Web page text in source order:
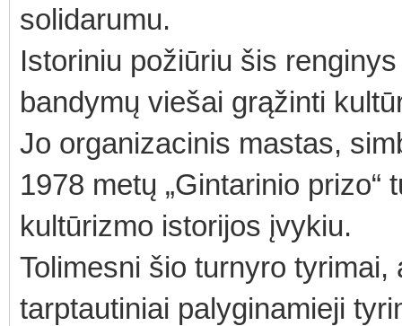
solidarumu.
Istoriniu požiūriu šis
bandymų viešai grąžinti
Jo organizacinis mastas,
1978 metų „Gintarinio
kultūrizmo istorijos įvykiu.
Tolimesni šio turnyro
tarptautiniai palyginamieji